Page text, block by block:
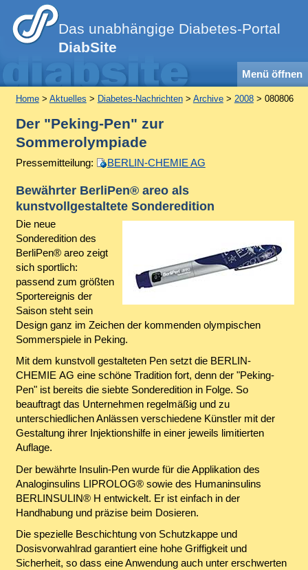
Das unabhängige Diabetes-Portal
DiabSite
Menü öffnen
Home> Aktuelles > Diabetes-Nachrichten> Archive> 2008> 080806
Der "Peking-Pen" zur
Sommerolympiade
Pressemitteilung: BERLIN-CHEMIE AG
Bewährter BerliPen® areo als
kunstvollgestaltete Sonderedition
Die neue
Sonderedition des
BerliPen® areo zeigt
sich sportlich:
passend zum größten
Sportereignis der
Saison steht sein
Design ganz im Zeichen der kommenden olympischen
Sommerspiele in Peking.
Mit dem kunstvoll gestalteten Pen setzt die BERLIN-
CHEMIE AG eine schöne Tradition fort, denn der "Peking-
Pen" ist bereits die siebte Sonderedition in Folge. So
beauftragt das Unternehmen regelmäßig und zu
unterschiedlichen Anlässen verschiedene Künstler mit der
Gestaltung ihrer Injektionshilfe in einer jeweils limitierten
Auflage.
Der bewährte Insulin-Pen wurde für die Applikation des
Analoginsulins LIPROLOG® sowie des Humaninsulins
BERLINSULIN® H entwickelt. Er ist einfach in der
Handhabung und präzise beim Dosieren.
Die spezielle Beschichtung von Schutzkappe und
Dosisvorwahlrad garantiert eine hohe Griffigkeit und
Sicherheit, so dass eine Anwendung auch unter erschwerten